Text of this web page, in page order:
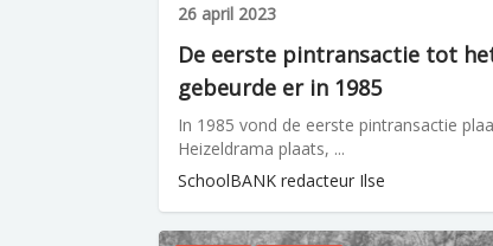
26 april 2023
De eerste pintransactie tot
gebeurde er in 1985
In 1985 vond de eerste pintransactie
Heizeldrama plaats, ...
SchoolBANK redacteur Ilse